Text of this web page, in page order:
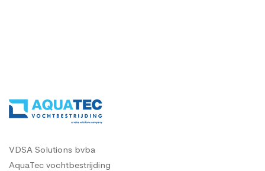
VDSA Solutions bvba
AquaTec vochtbestrijding